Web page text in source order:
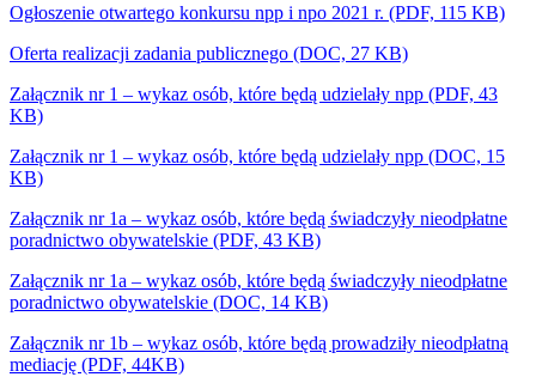
Ogłoszenie otwartego konkursu npp i npo 2021 r. (PDF, 115 KB)
Oferta realizacji zadania publicznego (DOC, 27 KB)
Załącznik nr 1 – wykaz osób, które będą udzielały npp (PDF, 43
KB)
Załącznik nr 1 – wykaz osób, które będą udzielały npp (DOC, 15
KB)
Załącznik nr 1a – wykaz osób, które będą świadczyły nieodpłatne
poradnictwo obywatelskie (PDF, 43 KB)
Załącznik nr 1a – wykaz osób, które będą świadczyły nieodpłatne
poradnictwo obywatelskie (DOC, 14 KB)
Załącznik nr 1b – wykaz osób, które będą prowadziły nieodpłatną
mediację (PDF, 44KB)